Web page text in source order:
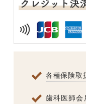
各種保険取
歯科医師会